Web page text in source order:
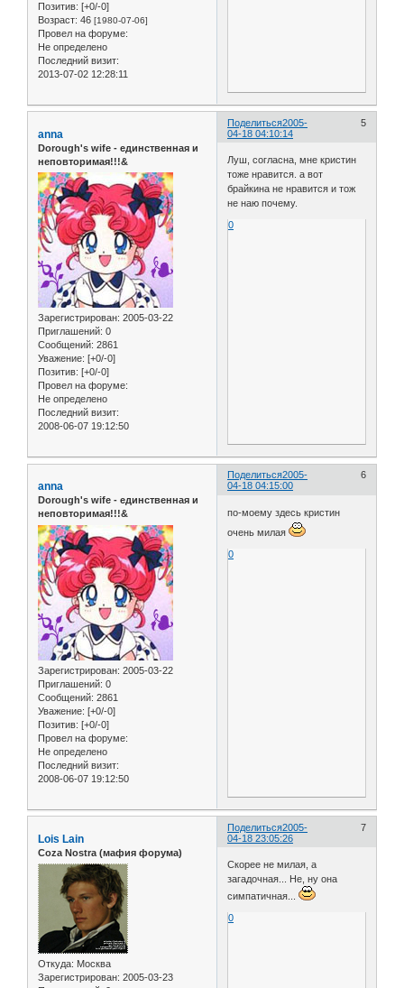
Позитив: [+0/-0]
Возраст: 46 [1980-07-06]
Провел на форуме:
Не определено
Последний визит:
2013-07-02 12:28:11
Поделиться 5
2005-
04-18 04:10:14
anna
Dorough's wife - единственная и
неповторимая!!!&
Зарегистрирован: 2005-03-22
Приглашений: 0
Сообщений: 2861
Уважение: [+0/-0]
Позитив: [+0/-0]
Провел на форуме:
Не определено
Последний визит:
2008-06-07 19:12:50
Луш, согласна, мне кристин
тоже нравится. а вот
брайкина не нравится и тож
не наю почему.
0
Поделиться 6
2005-
04-18 04:15:00
anna
Dorough's wife - единственная и
неповторимая!!!&
Зарегистрирован: 2005-03-22
Приглашений: 0
Сообщений: 2861
Уважение: [+0/-0]
Позитив: [+0/-0]
Провел на форуме:
Не определено
Последний визит:
2008-06-07 19:12:50
по-моему здесь кристин
очень милая
0
Поделиться 7
2005-
04-18 23:05:26
Lois Lain
Coza Nostra (мафия форума)
Откуда: Москва
Зарегистрирован: 2005-03-23
Скорее не милая, а
загадочная... Не, ну она
симпатичная...
0